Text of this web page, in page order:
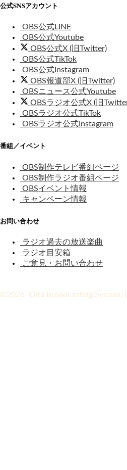
公式SNSアカウント
OBS公式LINE
OBS公式Youtube
OBS公式X (旧Twitter)
OBS公式TikTok
OBS公式Instagram
OBS報道部X (旧Twitter)
OBSニュース公式Youtube
OBSラジオ公式X (旧
OBSラジオ公式TikTok
OBSラジオ公式Instagram
番組／イベント
OBS制作テレビ番組ページ
OBS制作ラジオ番組ページ
OBSイベント情報
キャンペーン情報
お問い合わせ
ラジオ過去の放送楽曲
ラジオ目安箱
ご意見・お問い合わせ
©2026 Oita Broadcasting System,